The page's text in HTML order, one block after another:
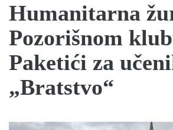
Humanitarna
Pozorišnom
Paketići za
„Bratstvo“